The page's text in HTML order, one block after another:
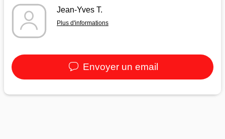
Jean-Yves T.
Plus d'informations
Envoyer un email